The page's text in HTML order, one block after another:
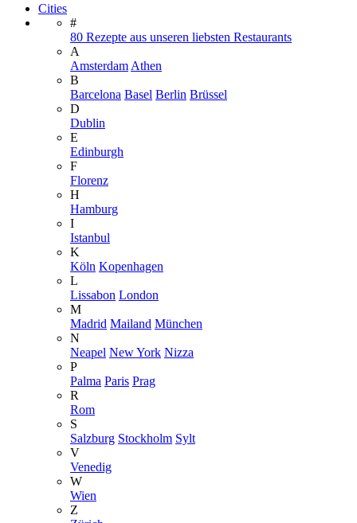
Cities
#
80 Rezepte aus unseren liebsten Restaurants
A
Amsterdam Athen
B
Barcelona Basel Berlin Brüssel
D
Dublin
E
Edinburgh
F
Florenz
H
Hamburg
I
Istanbul
K
Köln Kopenhagen
L
Lissabon London
M
Madrid Mailand München
N
Neapel New York Nizza
P
Palma Paris Prag
R
Rom
S
Salzburg Stockholm Sylt
V
Venedig
W
Wien
Z